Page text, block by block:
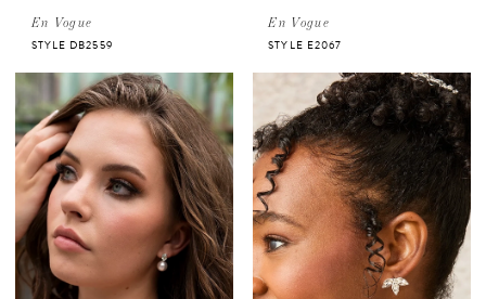
En Vogue
STYLE DB2559
En Vogue
STYLE E2067